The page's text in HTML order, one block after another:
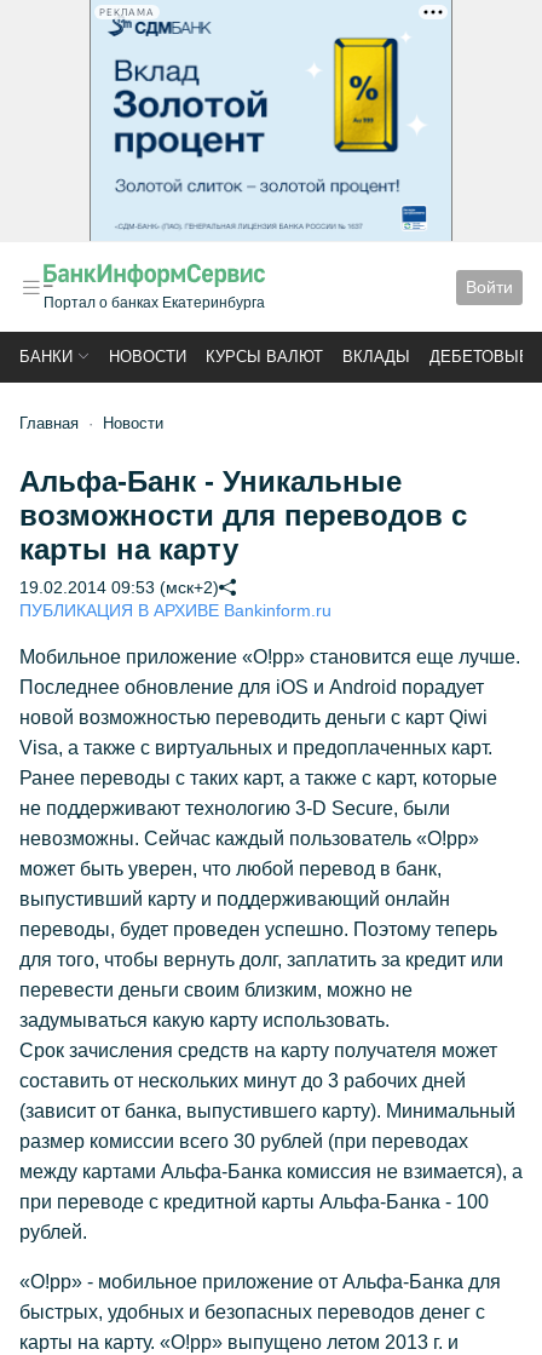
РЕКЛАМА
Портал о банках Екатеринбурга
Войти
БАНКИ НОВОСТИ КУРСЫ ВАЛЮТ ВКЛАДЫ ДЕБЕТОВЫЕ
Главная Новости
Альфа-Банк - Уникальные
возможности для переводов с
карты на карту
19.02.2014 09:53 (мск+2)
ПУБЛИКАЦИЯ В АРХИВЕ Bankinform.ru
Мобильное приложение «О!рр» становится еще лучше.
Последнее обновление для iOS и Android порадует
новой возможностью переводить деньги с карт Qiwi
Visa, а также с виртуальных и предоплаченных карт.
Ранее переводы с таких карт, а также с карт, которые
не поддерживают технологию 3-D Secure, были
невозможны. Сейчас каждый пользователь «О!рр»
может быть уверен, что любой перевод в банк,
выпустивший карту и поддерживающий онлайн
переводы, будет проведен успешно. Поэтому теперь
для того, чтобы вернуть долг, заплатить за кредит или
перевести деньги своим близким, можно не
задумываться какую карту использовать.
Срок зачисления средств на карту получателя может
составить от нескольких минут до 3 рабочих дней
(зависит от банка, выпустившего карту). Минимальный
размер комиссии всего 30 рублей (при переводах
между картами Альфа-Банка комиссия не взимается), а
при переводе с кредитной карты Альфа-Банка - 100
рублей.
«О!рр» - мобильное приложение от Альфа-Банка для
быстрых, удобных и безопасных переводов денег с
карты на карту. «О!рр» выпущено летом 2013 г. и